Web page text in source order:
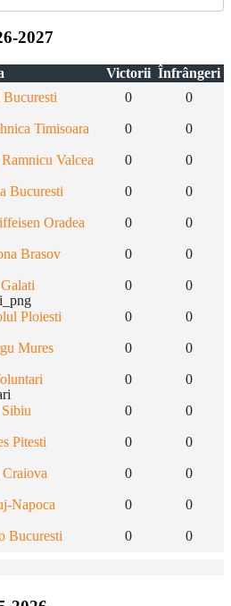
2027
Victorii Înfrângeri
0 0
Timisoara 0 0
Valcea 0 0
Bucuresti 0 0
Oradea 0 0
Brasov 0 0
0 0
Ploiesti 0 0
Mures 0 0
0 0
0 0
Pitesti 0 0
0 0
Napoca 0 0
Bucuresti 0 0